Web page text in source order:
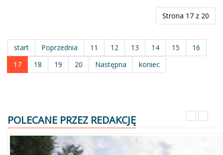
Strona 17 z 20
start Poprzednia 11 12 13 14 15
16
17
18 19 20 Następna koniec
POLECANE PRZEZ REDAKCJĘ